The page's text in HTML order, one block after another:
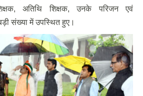
अतिथि शिक्षक, उनके परिजन एवं
बड़ी संख्या में उपस्थित हुए।